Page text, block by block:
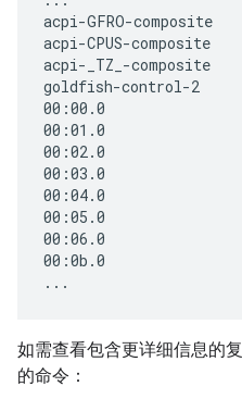
acpi-GFRO-composite
acpi-CPUS-composite
acpi-_TZ_-composite
goldfish-control-2
00:00.0
00:01.0
00:02.0
00:03.0
00:04.0
00:05.0
00:06.0
00:0b.0
如需查看包含更详细信息的
的命令：